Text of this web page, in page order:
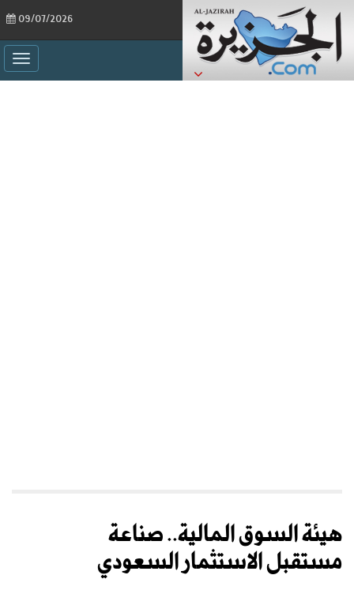
هيئة السوق المالية.. صناعة
مستقبل الاستثمار السعودي